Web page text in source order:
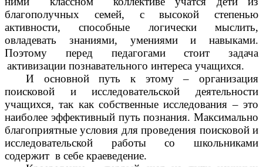
благополучных семей, с высокой степенью
активности, способные логически мыслить,
овладевать знаниями, умениями и навыками.
Поэтому перед педагогами стоит задача
активизации познавательного интереса учащихся.
И основной путь к этому – организация
поисковой и исследовательской деятельности
учащихся, так как собственные исследования – это
наиболее эффективный путь познания. Максимально
благоприятные условия для проведения поисковой и
исследовательской работы со школьниками
содержит в себе краеведение.